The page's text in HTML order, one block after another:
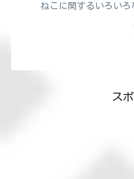
ねこに関するいろいろ
ス